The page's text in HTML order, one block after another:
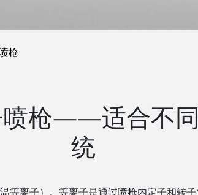
枪
枪——适合不
统
等离子）。等离子是通过喷枪内定子和转